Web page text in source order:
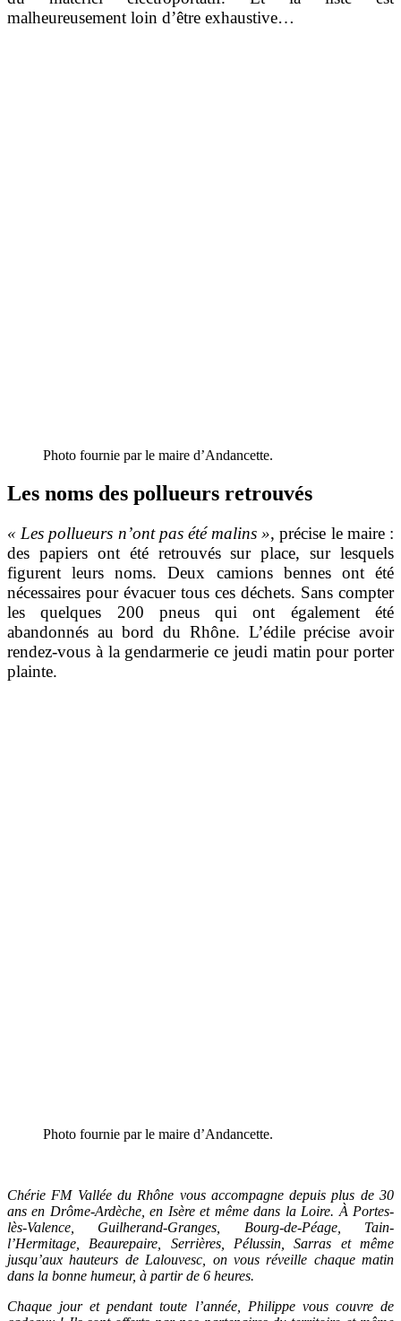
malheureusement loin d’être exhaustive…
Photo fournie par le maire d’Andancette.
Les noms des pollueurs retrouvés
« Les pollueurs n’ont pas été malins », précise le maire :
des papiers ont été retrouvés sur place, sur lesquels
figurent leurs noms. Deux camions bennes ont été
nécessaires pour évacuer tous ces déchets. Sans compter
les quelques 200 pneus qui ont également été
abandonnés au bord du Rhône. L’édile précise avoir
rendez-vous à la gendarmerie ce jeudi matin pour porter
plainte.
Photo fournie par le maire d’Andancette.
Chérie FM Vallée du Rhône vous accompagne depuis plus de 30
ans en Drôme-Ardèche, en Isère et même dans la Loire. À Portes-
lès-Valence, Guilherand-Granges, Bourg-de-Péage, Tain-
l’Hermitage, Beaurepaire, Serrières, Pélussin, Sarras et même
jusqu’aux hauteurs de Lalouvesc, on vous réveille chaque matin
dans la bonne humeur, à partir de 6 heures.
Chaque jour et pendant toute l’année, Philippe vous couvre de